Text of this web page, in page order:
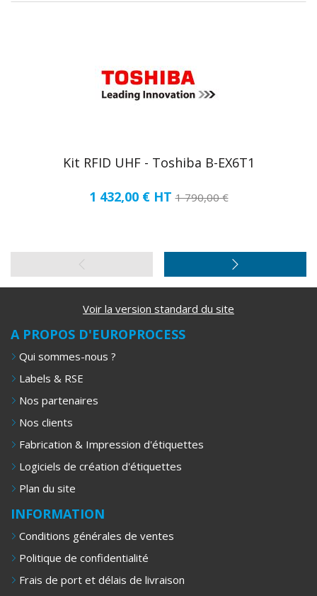
Kit RFID UHF - Toshiba B-EX6T1
1 432,00 € HT 1 790,00 €
Voir la version standard du site
A PROPOS D'EUROPROCESS
Qui sommes-nous ?
Labels & RSE
Nos partenaires
Nos clients
Fabrication & Impression d'étiquettes
Logiciels de création d'étiquettes
Plan du site
INFORMATION
Conditions générales de ventes
Politique de confidentialité
Frais de port et délais de livraison